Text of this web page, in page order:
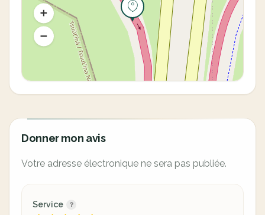
Donner mon avis
Votre adresse électronique ne sera pas publiée.
Service